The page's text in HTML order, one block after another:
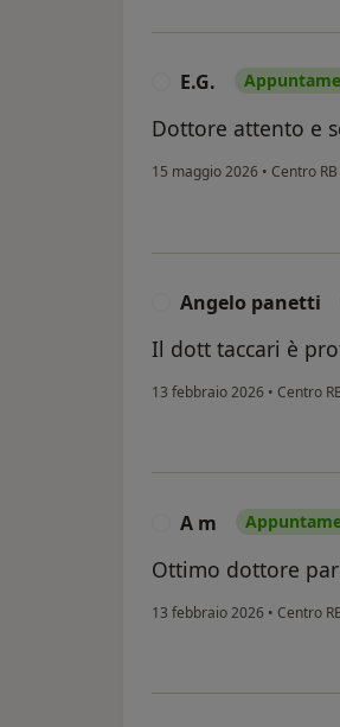
E.G.
Dottore attento e
15 maggio 2026 • Centro
Angelo panetti
Il dott taccari è
13 febbraio 2026 • Centro
A m
Ottimo dottore
13 febbraio 2026 • Centro